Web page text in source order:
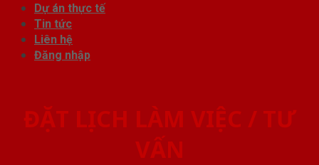
Dự án thực tế
Tin tức
Liên hệ
Đăng nhập
ĐẶT LỊCH LÀM VIỆC / TƯ
VẤN